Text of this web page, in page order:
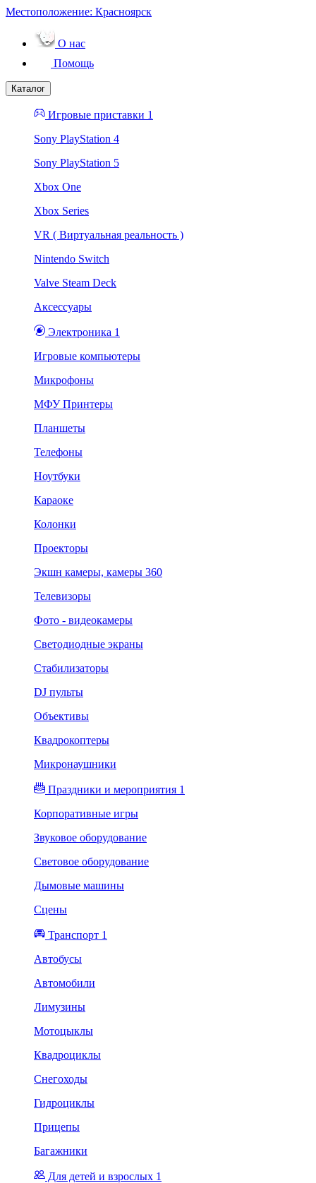
Местоположение: Красноярск
О нас
Помощь
Каталог
Игровые приставки 1
Sony PlayStation 4
Sony PlayStation 5
Xbox One
Xbox Series
VR ( Виртуальная реальность )
Nintendo Switch
Valve Steam Deck
Аксессуары
Электроника 1
Игровые компьютеры
Микрофоны
МФУ Принтеры
Планшеты
Телефоны
Ноутбуки
Караоке
Колонки
Проекторы
Экшн камеры, камеры 360
Телевизоры
Фото - видеокамеры
Светодиодные экраны
Стабилизаторы
DJ пульты
Объективы
Квадрокоптеры
Микронаушники
Праздники и мероприятия 1
Корпоративные игры
Звуковое оборудование
Световое оборудование
Дымовые машины
Сцены
Транспорт 1
Автобусы
Автомобили
Лимузины
Мотоцыклы
Квадроциклы
Снегоходы
Гидроциклы
Прицепы
Багажники
Для детей и взрослых 1